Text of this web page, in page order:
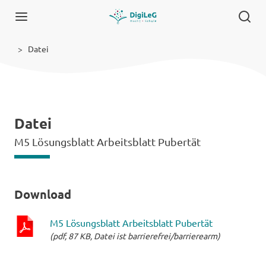
Datei
Datei
M5 Lösungsblatt Arbeitsblatt Pubertät
Download
M5 Lösungsblatt Arbeitsblatt Pubertät
(pdf, 87 KB, Datei ist barrierefrei/barrierearm)